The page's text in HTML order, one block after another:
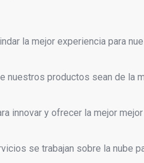
la mejor experiencia para
nuestros productos sean de la
innovar y ofrecer la mejor
se trabajan sobre la nube